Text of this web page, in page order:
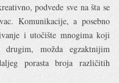
podvede sve na šta se
Komunikacije, a posebno
i utočište mnogima koji
možda egzaktnijim
porasta broja različitih